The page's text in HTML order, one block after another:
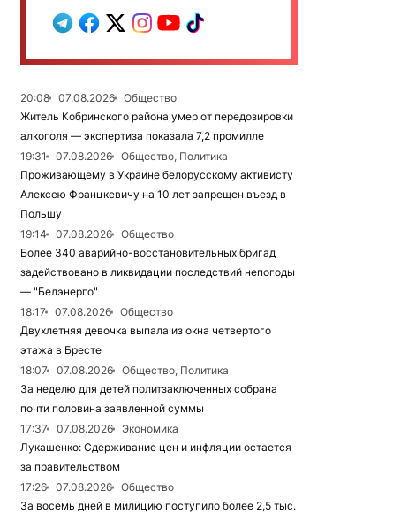
20:08 07.08.2026
Общество
Житель Кобринского района умер от передозировки
алкоголя — экспертиза показала 7,2 промилле
19:31
07.08.2026
Общество, Политика
Проживающему в Украине белорусскому активисту
Алексею Францкевичу на 10 лет запрещен въезд в
Польшу
19:14
07.08.2026
Общество
Более 340 аварийно-восстановительных бригад
задействовано в ликвидации последствий непогоды
— "Белэнерго"
18:17
07.08.2026
Общество
Двухлетняя девочка выпала из окна четвертого
этажа в Бресте
18:07
07.08.2026
Общество, Политика
За неделю для детей политзаключенных собрана
почти половина заявленной суммы
17:37
07.08.2026
Экономика
Лукашенко: Сдерживание цен и инфляции остается
за правительством
17:26
07.08.2026
Общество
За восемь дней в милицию поступило более 2,5 тыс.